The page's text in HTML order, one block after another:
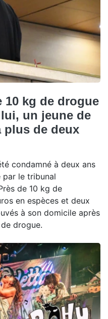
10 kg de drogue
un jeune de
plus de deux
condamné à deux ans
le tribunal
de 10 kg de
en espèces et deux
à son domicile après
drogue.